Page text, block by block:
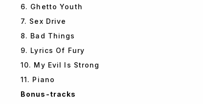
6. Ghetto Youth
7. Sex Drive
8. Bad Things
9. Lyrics Of Fury
10. My Evil Is Strong
11. Piano
Bonus-tracks